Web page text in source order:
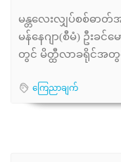
မန္တလေးလျှပ်စစ်ဓာတ်
မန်နေဂျာ(စီမံ) ဦးခ
တွင် မိတ္ထီလာခရိုင်အတွင်
ကြေညာချက်